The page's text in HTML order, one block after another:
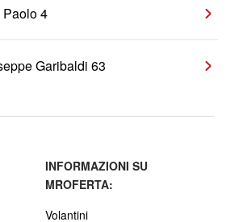
4
Garibaldi 63
INFORMAZIONI SU
MROFERTA:
Volantini